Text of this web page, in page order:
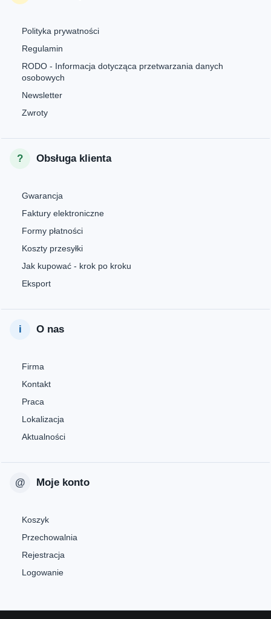
Polityka prywatności
Regulamin
RODO - Informacja dotycząca przetwarzania danych
osobowych
Newsletter
Zwroty
Obsługa klienta
Gwarancja
Faktury elektroniczne
Formy płatności
Koszty przesyłki
Jak kupować - krok po kroku
Eksport
O nas
Firma
Kontakt
Praca
Lokalizacja
Aktualności
Moje konto
Koszyk
Przechowalnia
Rejestracja
Logowanie